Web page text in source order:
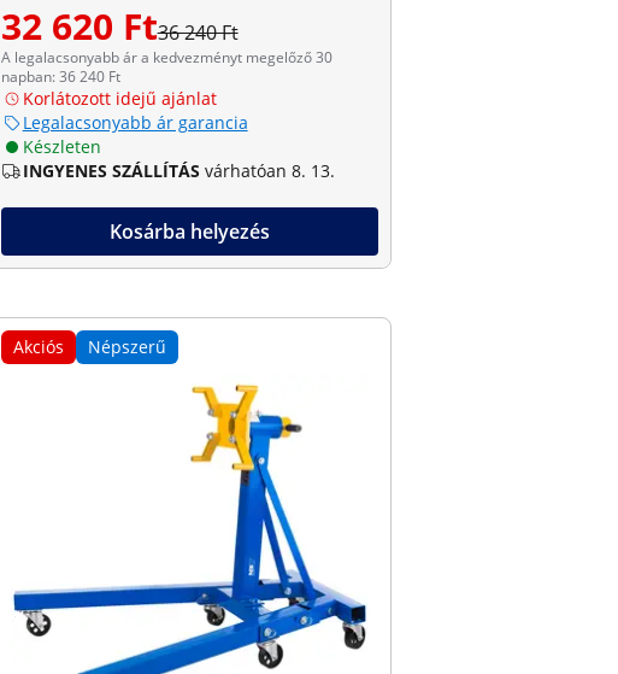
32 620 Ft36 240 Ft
A legalacsonyabb ár a kedvezményt megelőző 30
napban: 36 240 Ft
Korlátozott idejű ajánlat
Legalacsonyabb ár garancia
Készleten
INGYENES SZÁLLÍTÁS várhatóan 8. 13.
Kosárba helyezés
Akciós Népszerű